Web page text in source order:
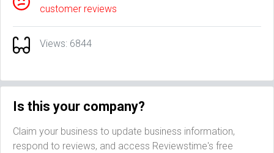
customer reviews
Views: 6844
Is this your company?
Claim your business to update business information,
respond to reviews, and access Reviewstime's free